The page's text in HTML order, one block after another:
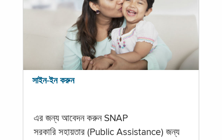
সাইন-ইন করুন
এর জন্য আবেদন করুন SNAP
সরকারি সহায়তার (Public Assistance) জন্য